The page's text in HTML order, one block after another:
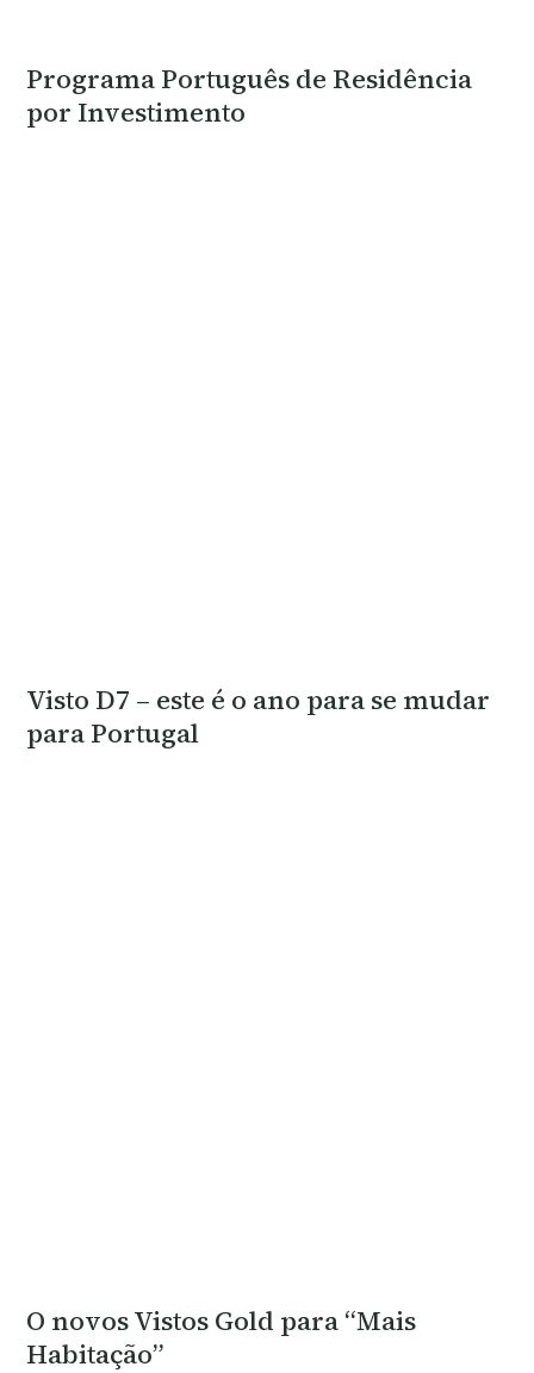
Programa Português de Residência
por Investimento
Visto D7 – este é o ano para se mudar
para Portugal
O novos Vistos Gold para “Mais
Habitação”